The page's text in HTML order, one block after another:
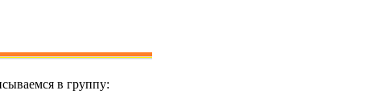
в группу: